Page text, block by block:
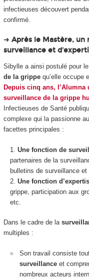
infectieuses découvert
confirmé.
➜ Après le Mastère,
surveillance et
Sibylle a ainsi postulé pour le
de la grippequ’elle occupe
Depuis cinq ans,
surveillance de la grippe
Infectieuses de Santé
complexe qui la passionne
facettes principales :
Une fonction de
partenaires de la
bulletins de surveillance et
Une fonction
grippe, participation aux
etc.
Dans le cadre de la
multiples :
Son travail consiste
surveillance et
nombreux acteurs